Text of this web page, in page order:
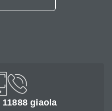
giaola